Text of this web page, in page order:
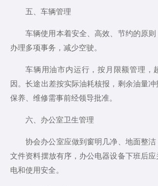
五、车辆管理
车辆使用本着安全、高效、节约的原
办理多项事务，减少空驶。
车辆用油市内运行，按月限额管理，
因。长途出差按实际油耗核报，剩余油量
保养、维修需事前经领导批准。
六、办公室卫生管理
协会办公室应做到窗明几净、地面整洁
文件资料摆放有序，办公电器设备下班后
电和使用安全。